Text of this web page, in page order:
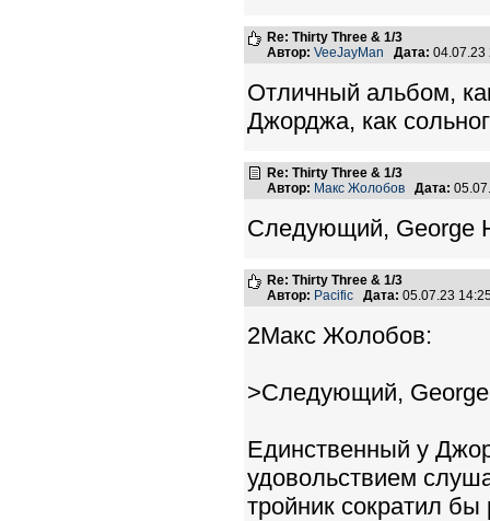
Re: Thirty Three & 1/3
Автор: VeeJayMan Дата:
Отличный альбом,
Джорджа, как
Re: Thirty Three & 1/3
Автор: Макс Жолобов Дата:
Следующий, George
Re: Thirty Three & 1/3
Автор: Pacific Дата: 05.07.23
2Макс Жолобов:
>Следующий,
Единственный у
удовольствием
тройник сократил